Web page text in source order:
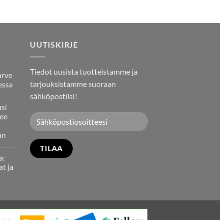
ja
UUTISKIRJE
Tiedot uusista tuotteistamme ja
tarjouksistamme suoraan
sähköpostiisi!